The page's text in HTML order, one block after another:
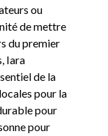
ou
de mettre
du premier
Iara
de la
pour la
pour
pour